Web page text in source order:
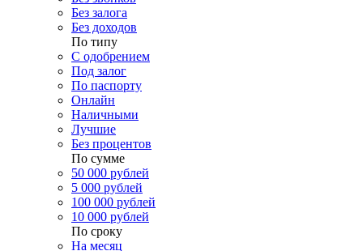
Без залога
Без доходов
По типу
С одобрением
Под залог
По паспорту
Онлайн
Наличными
Лучшие
Без процентов
По сумме
50 000 рублей
5 000 рублей
100 000 рублей
10 000 рублей
По сроку
На месяц